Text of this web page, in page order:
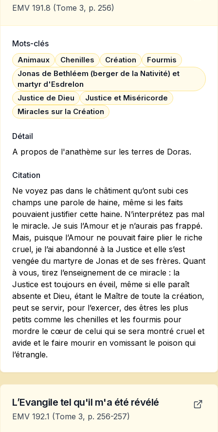
EMV 191.8 (Tome 3, p. 256)
Mots-clés
Animaux Chenilles Création
Fourmis
Jonas de Bethléem (berger de la Nativité) et
martyr d'Esdrelon
Justice de Dieu
Justice et Miséricorde
Miracles sur la Création
Détail
A propos de l'anathème sur les terres de Doras.
Citation
Ne voyez pas dans le châtiment qu’ont subi ces
champs une parole de haine, même si les faits
pouvaient justifier cette haine. N’interprétez pas mal
le miracle. Je suis l’Amour et je n’aurais pas frappé.
Mais, puisque l’Amour ne pouvait faire plier le riche
cruel, je l’ai abandonné à la Justice et elle s’est
vengée du martyre de Jonas et de ses frères. Quant
à vous, tirez l’enseignement de ce miracle : la
Justice est toujours en éveil, même si elle paraît
absente et Dieu, étant le Maître de toute la création,
peut se servir, pour l’exercer, des êtres les plus
petits comme les chenilles et les fourmis pour
mordre le cœur de celui qui se sera montré cruel et
avide et le faire mourir en vomissant le poison qui
l’étrangle.
L’Evangile tel qu'il m'a été révélé
EMV 192.1 (Tome 3, p. 256-257)